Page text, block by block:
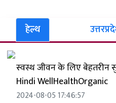
हेल्थ
स्वस्थ जीवन के लिए बेहतरीन
Hindi WellHealthOrganic
2024-08-05 17:46:57